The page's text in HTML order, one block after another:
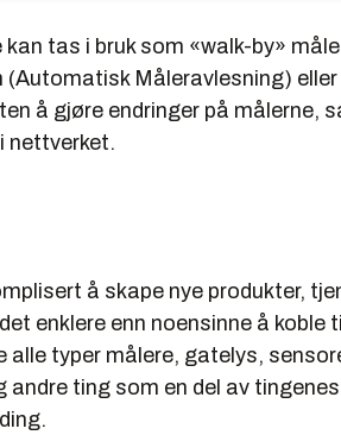
tas i bruk som «walk-by»
Måleravlesning) eller
å gjøre endringer på målerne,
nettverket.
å skape nye produkter,
enklere enn noensinne å koble
alle typer målere, gatelys,
andre ting som en del av